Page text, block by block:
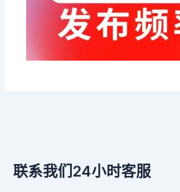
联系我们24小时客服